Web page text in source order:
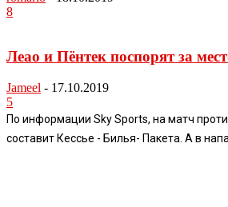
8
Леао и Пёнтек поспорят за
Jameel - 17.10.2019
5
По информации Sky Sports, на матч
составит Кессье - Билья- Пакета. А в